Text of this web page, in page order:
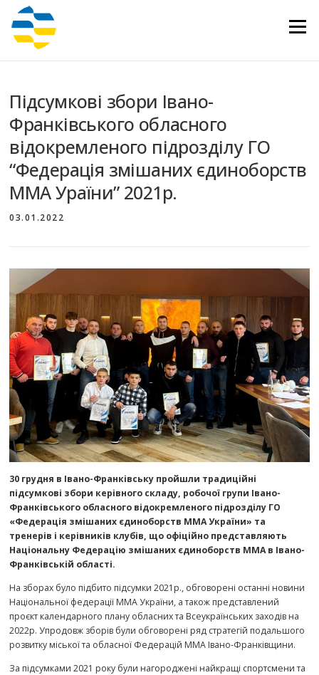
Перейти
вмісту
Меню
Підсумкові збори Івано-
Франківського обласного
відокремленого підрозділу ГО
“Федерація змішаних єдиноборств
ММА Ураїни” 2021р.
03.01.2022
30 грудня в Івано-Франківську пройшли традиційні
підсумкові збори керівного складу, робочої групи Івано-
Франківського обласного відокремленого підрозділу ГО
«Федерація змішаних єдиноборств ММА України» та
тренерів і керівників клубів, що офіційно представляють
Національну Федерацію змішаних єдиноборств ММА в Івано-
Франківській області.
На зборах було підбито підсумки 2021р., обговорені останні новини
Національної федерації ММА України, а також представлений
проєкт календарного плану обласних та Всеукраїнських заходів на
2022р. Упродовж зборів були обговорені ряд стратегій подальшого
розвитку міської та обласної Федерацій ММА Івано-Франківщини.
За підсумками 2021 року були нагороджені найкращі спортсмени та